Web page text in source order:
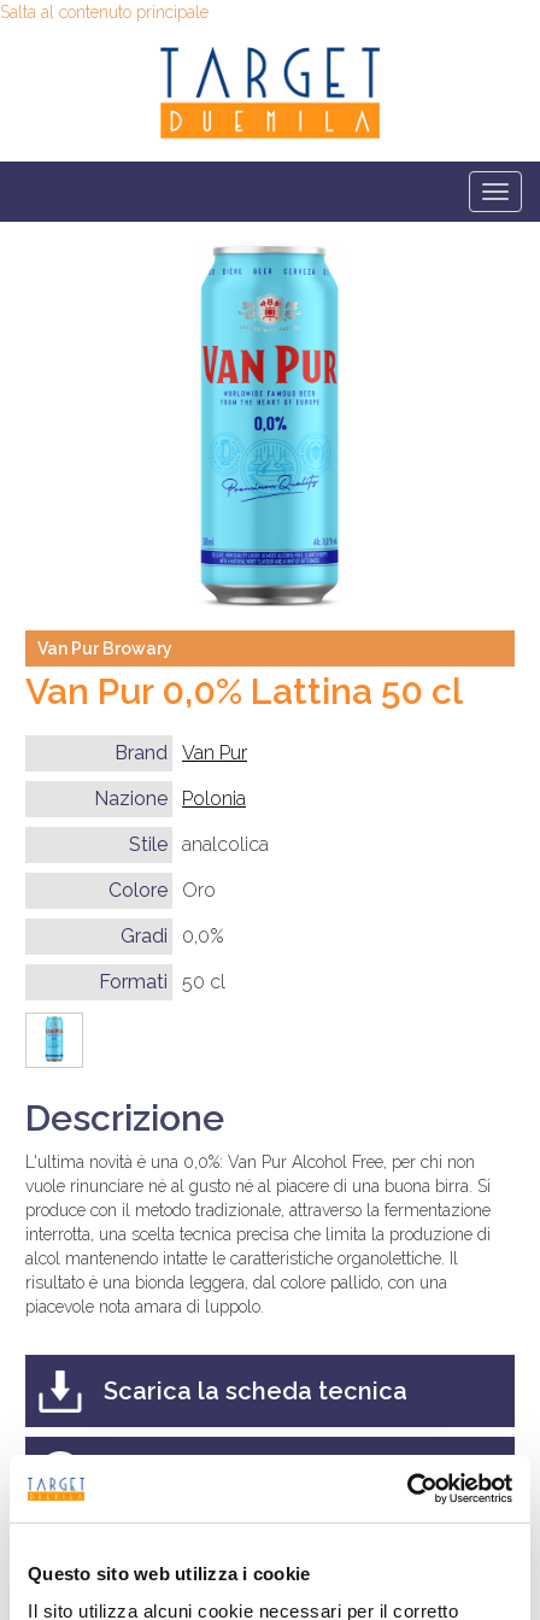
Questo sito web utilizza i cookie
Il sito utilizza alcuni cookie necessari per il corretto
Salta al contenuto principale
Van Pur Browary
Van Pur 0,0% Lattina 50 cl
Brand
Van Pur
Nazione
Polonia
Stile
analcolica
Colore
Oro
Gradi
0,0%
Formati
50 cl
Descrizione
L'ultima novità è una 0,0%: Van Pur Alcohol Free, per chi non
vuole rinunciare né al gusto né al piacere di una buona birra. Si
produce con il metodo tradizionale, attraverso la fermentazione
interrotta, una scelta tecnica precisa che limita la produzione di
alcol mantenendo intatte le caratteristiche organolettiche. Il
risultato è una bionda leggera, dal colore pallido, con una
piacevole nota amara di luppolo.
Scarica la scheda tecnica
Ricerca